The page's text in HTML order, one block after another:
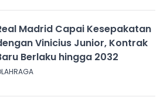
Madrid Capai Kesepakatan
Vinicius Junior, Kontrak
Berlaku hingga 2032